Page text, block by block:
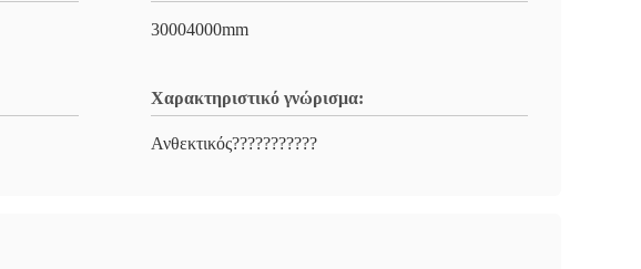
30004000mm
Χαρακτηριστικό γνώρισμα:
Ανθεκτικός???????????